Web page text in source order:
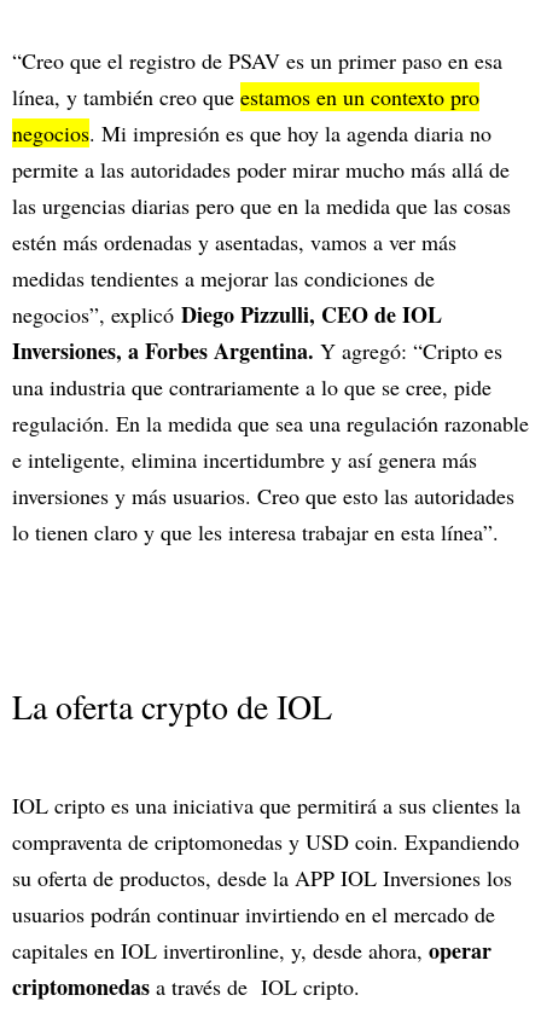
“Creo que el registro de PSAV es un primer paso en esa
línea, y también creo que estamos en un contexto pro
negocios. Mi impresión es que hoy la agenda diaria no
permite a las autoridades poder mirar mucho más allá de
las urgencias diarias pero que en la medida que las cosas
estén más ordenadas y asentadas, vamos a ver más
medidas tendientes a mejorar las condiciones de
negocios”, explicó Diego Pizzulli, CEO de IOL
Inversiones, a Forbes Argentina. Y agregó: “Cripto es
una industria que contrariamente a lo que se cree, pide
regulación. En la medida que sea una regulación razonable
e inteligente, elimina incertidumbre y así genera más
inversiones y más usuarios. Creo que esto las autoridades
lo tienen claro y que les interesa trabajar en esta línea”.
La oferta crypto de IOL
IOL cripto es una iniciativa que permitirá a sus clientes la
compraventa de criptomonedas y USD coin. Expandiendo
su oferta de productos, desde la APP IOL Inversiones los
usuarios podrán continuar invirtiendo en el mercado de
capitales en IOL invertironline, y, desde ahora, operar
criptomonedas a través de IOL cripto.